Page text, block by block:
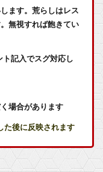
ます。荒らしはレス
無視すれば飽きてい
ト記入でスグ対応し
場合があります
た後に反映されます